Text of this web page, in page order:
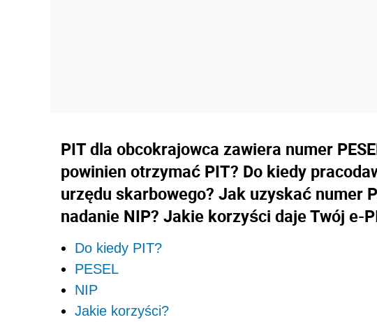
PIT dla obcokrajowca zawiera numer
powinien otrzymać PIT? Do kiedy
urzędu skarbowego? Jak uzyskać numer
nadanie NIP? Jakie korzyści daje Twój e-
Do kiedy PIT?
PESEL
NIP
Jakie korzyści?